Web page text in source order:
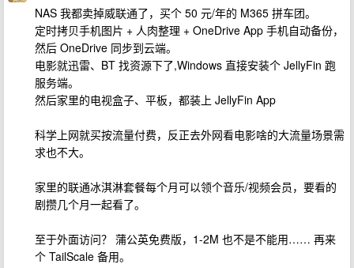
NAS 我都卖掉威联通了，买个 50 元/年的 M365 拼车团。
定时拷贝手机图片 + 人肉整理 + OneDrive App 手机自动备份，
然后 OneDrive 同步到云端。
电影就迅雷、BT 找资源下了,Windows 直接安装个 JellyFin 跑
服务端。
然后家里的电视盒子、平板，都装上 JellyFin App
科学上网就买按流量付费，反正去外网看电影啥的大流量场景需
求也不大。
家里的联通冰淇淋套餐每个月可以领个音乐/视频会员，要看的
剧攒几个月一起看了。
至于外面访问？ 蒲公英免费版，1-2M 也不是不能用…… 再来
个 TailScale 备用。